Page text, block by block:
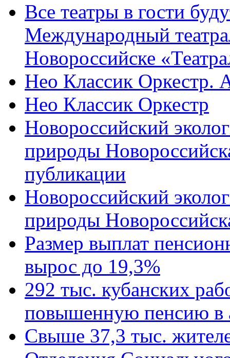
Все театры в гости
Международный
Новороссийске
Нео Классик Оркестр.
Нео Классик Оркестр
Новороссийский
природы
публикации
Новороссийский
природы
Размер выплат
вырос до 19,3%
292 тыс. кубанских
повышенную пенсию в
Свыше 37,3 тыс.